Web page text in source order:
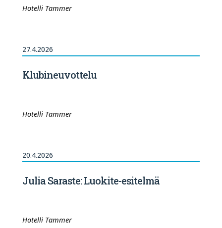
Hotelli Tammer
27.4.2026
Klubineuvottelu
Hotelli Tammer
20.4.2026
Julia Saraste: Luokite-esitelmä
Hotelli Tammer